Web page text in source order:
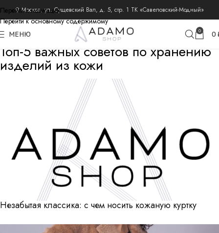
Перейти к навигации
Перейти к основному содержимому
⚲ Москва, ул. Сущевский Вал, д. 5, стр. 1 ТК «Савеловский-Модный»
МЕНЮ 0 0
Топ-5 важных советов по хранению
изделий из кожи
Незабытая классика: с чем носить кожаную куртку